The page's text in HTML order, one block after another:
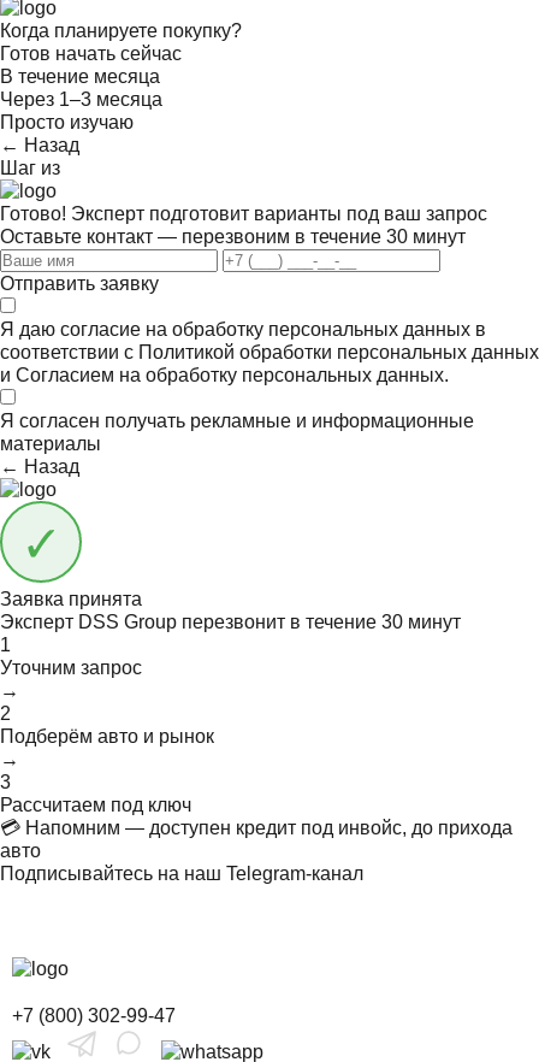
Когда планируете покупку?
Готов начать сейчас
В течение месяца
Через 1–3 месяца
Просто изучаю
← Назад
Шаг из
Готово! Эксперт подготовит варианты под ваш запрос
Оставьте контакт — перезвоним в течение 30 минут
Отправить заявку
Я даю согласие на обработку персональных данных в
соответствии с Политикой обработки персональных данных
и Согласием на обработку персональных данных.
Я согласен получать рекламные и информационные
материалы
← Назад
Заявка принята
Эксперт DSS Group перезвонит в течение 30 минут
1
Уточним запрос
→
2
Подберём авто и рынок
→
3
Рассчитаем под ключ
💳 Напомним — доступен кредит под инвойс, до прихода
авто
Подписывайтесь на наш Telegram-канал
+7 (800) 302-99-47